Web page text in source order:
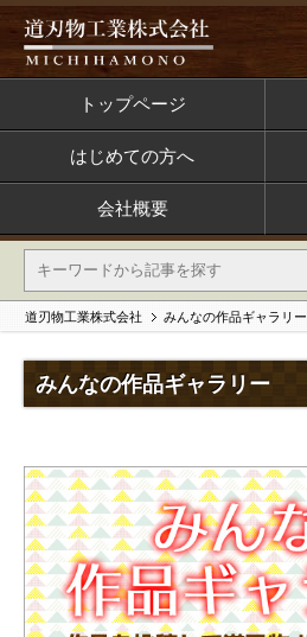
トップページ
はじめての方へ
会社概要
道刃物工業株式会社 みんなの作品ギャラリー
みんなの作品ギャラリー